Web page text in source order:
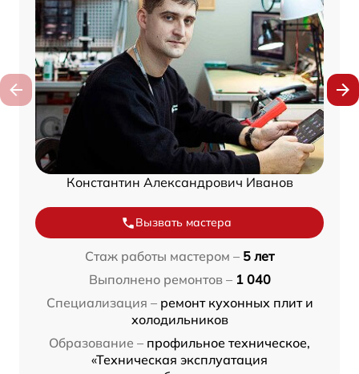
Константин Александрович Иванов
Вызвать мастера
Стаж работы мастером – 5 лет
Выполнено ремонтов – 1 040
Специализация – ремонт кухонных плит и
холодильников
Образование – профильное техническое,
«Техническая эксплуатация